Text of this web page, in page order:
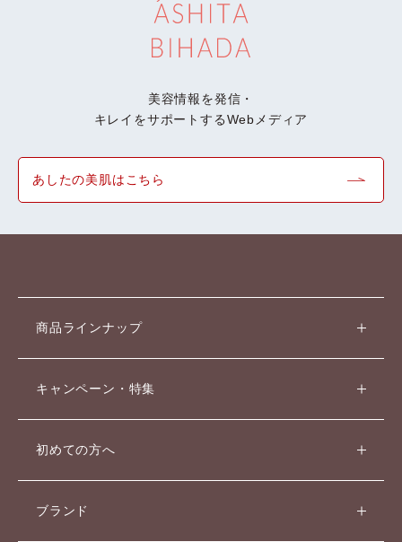
美容情報を発信・
キレイをサポートするWebメディア
あしたの美肌はこちら
商品ラインナップ
キャンペーン・特集
初めての方へ
ブランド